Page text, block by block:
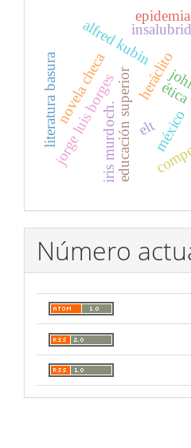
educación superior
jorge luis borges heráclitoética
méxico
alfred kubin
novela checa
elt
iris murdoch.
literatura basura
Número